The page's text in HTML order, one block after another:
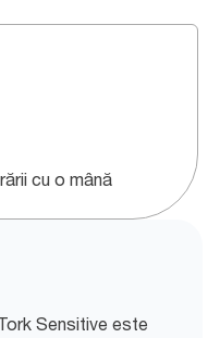
cu o mână
Sensitive este